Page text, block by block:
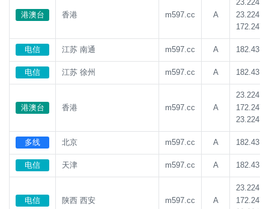
港澳台 香港 m597.cc A
电信 江苏 南通 m597.cc A
电信 江苏 徐州 m597.cc A
港澳台 香港 m597.cc A
多线 北京 m597.cc A
电信 天津 m597.cc A
电信 陕西 西安 m597.cc A